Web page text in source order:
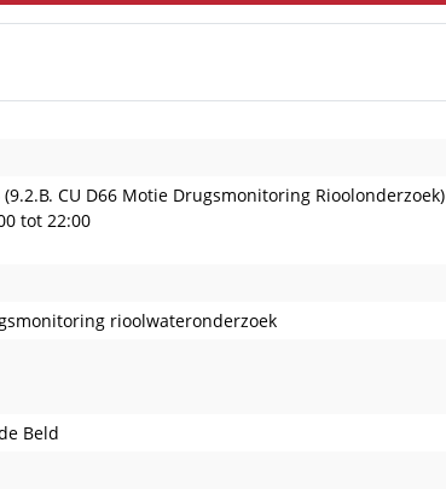
(9.2.B. CU D66 Motie Drugsmonitoring Rioolonderzoek)
tot 22:00
rioolwateronderzoek
Beld